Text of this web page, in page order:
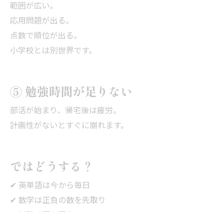
範囲が広い。
応用問題が出る。
点数で順位が出る。
小学校とは別世界です。
⑤ 勉強時間が足りない
部活が始まり、帰宅後は疲労。
計画性がないとすぐに崩れます。
ではどうする？
✔ 英単語は今から毎日
✔ 数学は正負の数を先取り